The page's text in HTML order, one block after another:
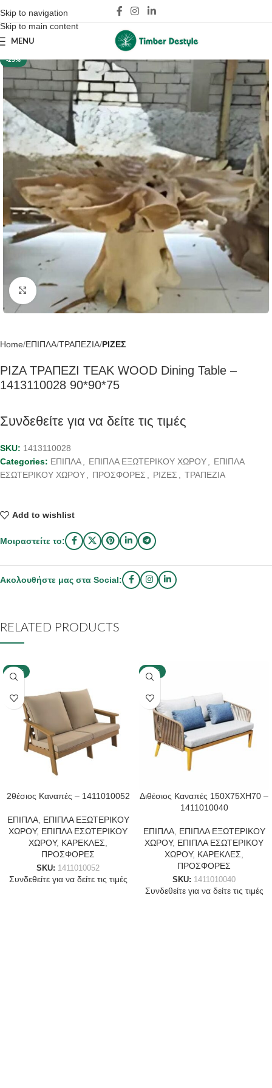
Skip to navigation
Skip to main content
MENU
-25%
Click to enlarge
Home ΕΠΙΠΛΑ ΤΡΑΠΕΖΙΑ ΡΙΖΕΣ
ΡΙΖΑ ΤΡΑΠΕΖΙ TEAK WOOD Dining Table –
1413110028 90*90*75
Συνδεθείτε για να δείτε τις τιμές
SKU: 1413110028
Categories: ΕΠΙΠΛΑ ΕΠΙΠΛΑ ΕΞΩΤΕΡΙΚΟΥ ΧΩΡΟΥ
ΕΠΙΠΛΑ
ΕΣΩΤΕΡΙΚΟΥ ΧΩΡΟΥ
ΠΡΟΣΦΟΡΕΣ ΡΙΖΕΣ ΤΡΑΠΕΖΙΑ
Add to wishlist
Μοιραστείτε το:
Ακολουθήστε μας στα Social:
RELATED PRODUCTS
-40%
2θέσιος Καναπές – 1411010052
ΕΠΙΠΛΑ, ΕΠΙΠΛΑ ΕΞΩΤΕΡΙΚΟΥ
ΧΩΡΟΥ, ΕΠΙΠΛΑ ΕΣΩΤΕΡΙΚΟΥ
ΧΩΡΟΥ, ΚΑΡΕΚΛΕΣ
ΠΡΟΣΦΟΡΕΣ
SKU: 1411010052
Συνδεθείτε για να δείτε τις τιμές
-40%
Διθέσιος Καναπές 150X75XH70 –
1411010040
ΕΠΙΠΛΑ, ΕΠΙΠΛΑ ΕΞΩΤΕΡΙΚΟΥ
ΧΩΡΟΥ, ΕΠΙΠΛΑ ΕΣΩΤΕΡΙΚΟΥ
ΧΩΡΟΥ, ΚΑΡΕΚΛΕΣ
ΠΡΟΣΦΟΡΕΣ
SKU: 1411010040
Συνδεθείτε για να δείτε τις τιμές